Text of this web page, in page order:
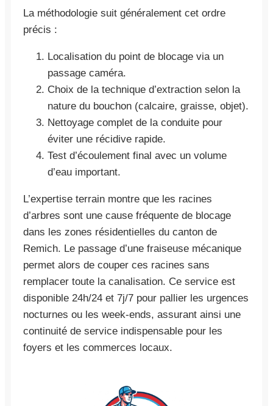
La méthodologie suit généralement cet ordre
précis :
Localisation du point de blocage via un
passage caméra.
Choix de la technique d’extraction selon la
nature du bouchon (calcaire, graisse, objet).
Nettoyage complet de la conduite pour
éviter une récidive rapide.
Test d’écoulement final avec un volume
d’eau important.
L’expertise terrain montre que les racines
d’arbres sont une cause fréquente de blocage
dans les zones résidentielles du canton de
Remich. Le passage d’une fraiseuse mécanique
permet alors de couper ces racines sans
remplacer toute la canalisation. Ce service est
disponible 24h/24 et 7j/7 pour pallier les urgences
nocturnes ou les week-ends, assurant ainsi une
continuité de service indispensable pour les
foyers et les commerces locaux.